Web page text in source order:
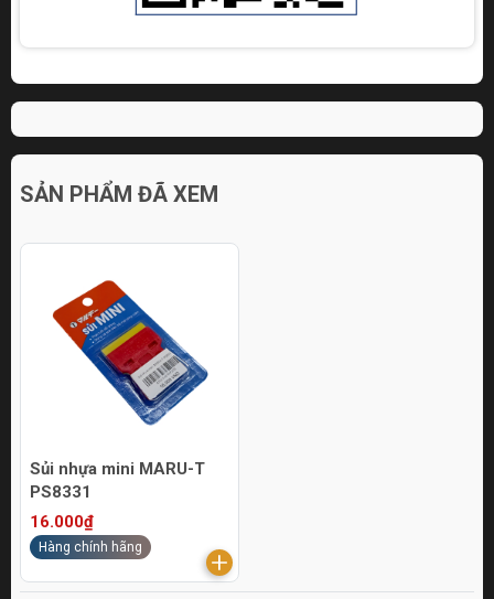
SẢN PHẨM ĐÃ XEM
Sủi nhựa mini MARU-T
PS8331
16.000₫
Hàng chính hãng